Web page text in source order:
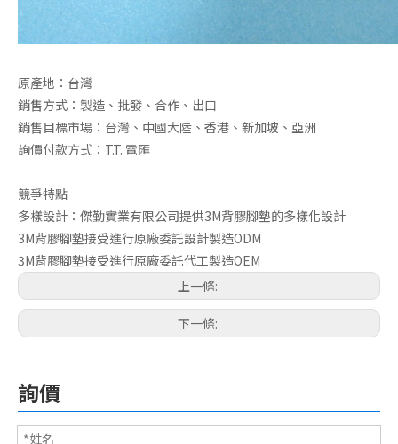
3M背膠腳墊
原產地：台灣
銷售方式：製造、批發、合作、出口
銷售目標市場：台灣、中國大陸、香港、新加坡、亞洲
詢價付款方式：T.T. 電匯
競爭特點
多樣設計：傑勤實業有限公司提供3M背膠腳墊的多樣化設計
3M背膠腳墊接受進行原廠委託設計製造ODM
3M背膠腳墊接受進行原廠委託代工製造OEM
上一條:
下一條:
詢價